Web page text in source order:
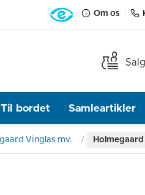
Om os
Salg
Til bordet Samleartikler
Vinglas mv.